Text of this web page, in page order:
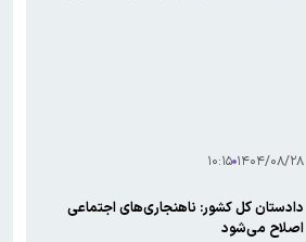
۱۴۰۴/۰۸/۲۸ ۱۰:۱۵
دادستان کل کشور: ناهنجاری‌های اجتماعی
اصلاح می‌شود